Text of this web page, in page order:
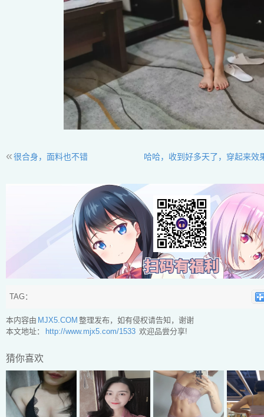
哈哈，收到好多天了，穿起来效
«很合身，面料也不错
TAG：
本内容由 MJX5.COM 整理发布，如有侵权请告知，谢谢
本文地址：
http://www.mjx5.com/1533 欢迎品尝分享!
猜你喜欢